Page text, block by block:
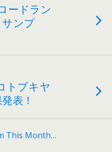
ードラン
ンプ
トブキヤ
表！
This Month…